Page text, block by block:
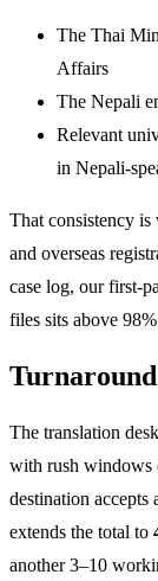
The Thai
Affairs
The Nepali
Relevant
in Nepali-
That consistency
and overseas
case log, our first-
files sits above
The translation
with rush windows
destination
extends the total to
another 3–10